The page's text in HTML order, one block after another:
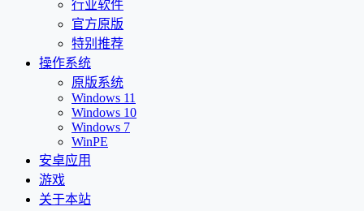
行业软件
官方原版
特别推荐
操作系统
原版系统
Windows 11
Windows 10
Windows 7
WinPE
安卓应用
游戏
关于本站